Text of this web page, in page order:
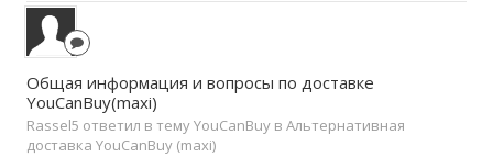
Общая информация и вопросы по доставке
YouCanBuy(maxi)
Rassel5 ответил в тему YouCanBuy в Альтернативная
доставка YouCanBuy (maxi)